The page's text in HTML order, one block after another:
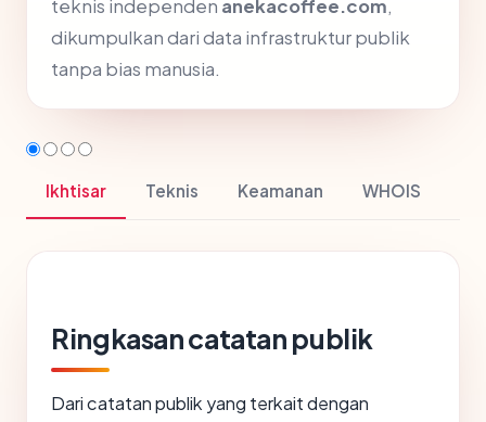
teknis independen anekacoffee.com,
dikumpulkan dari data infrastruktur publik
tanpa bias manusia.
Ikhtisar Teknis Keamanan WHOIS
Ringkasan catatan publik
Dari catatan publik yang terkait dengan